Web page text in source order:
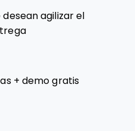
agilizar el
+ demo gratis